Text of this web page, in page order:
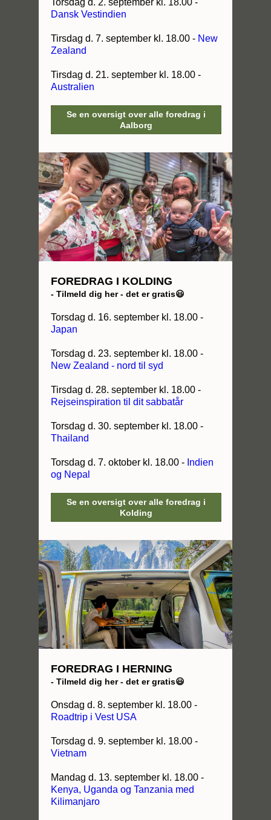
Torsdag d. 2. september kl. 18.00 -
Dansk Vestindien
Tirsdag d. 7. september kl. 18.00 - New
Zealand
Tirsdag d. 21. september kl. 18.00 -
Australien
Se en oversigt over alle foredrag i
Aalborg
FOREDRAG I KOLDING
- Tilmeld dig her - det er gratis😃
Torsdag d. 16. september kl. 18.00 -
Japan
Torsdag d. 23. september kl. 18.00 -
New Zealand - nord til syd
Tirsdag d. 28. september kl. 18.00 -
Rejseinspiration til dit sabbatår
Torsdag d. 30. september kl. 18.00 -
Thailand
Torsdag d. 7. oktober kl. 18.00 - Indien
og Nepal
Se en oversigt over alle foredrag i
Kolding
FOREDRAG I HERNING
- Tilmeld dig her - det er gratis😃
Onsdag d. 8. september kl. 18.00 -
Roadtrip i Vest USA
Torsdag d. 9. september kl. 18.00 -
Vietnam
Mandag d. 13. september kl. 18.00 -
Kenya, Uganda og Tanzania med
Kilimanjaro